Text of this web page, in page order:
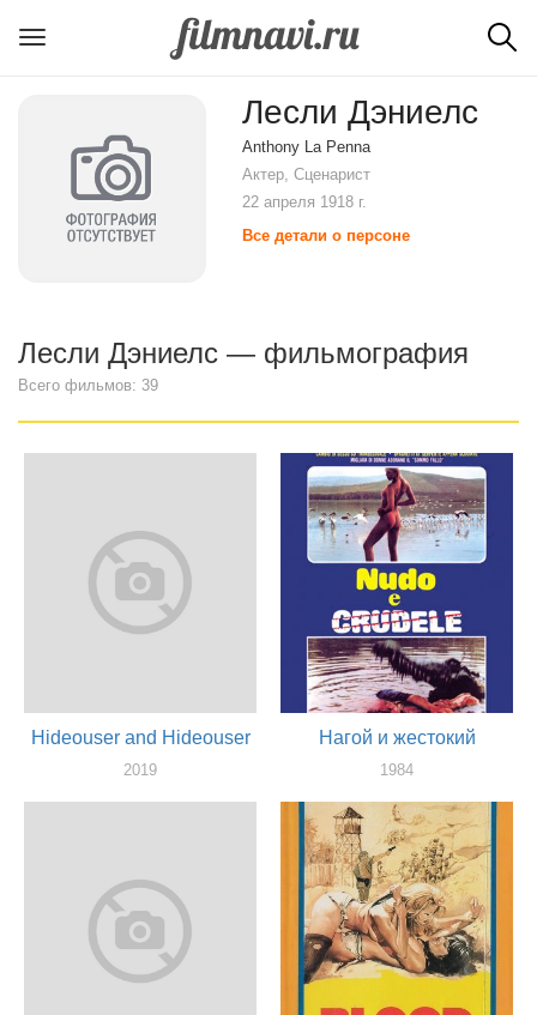
Лесли Дэниелс
Anthony La Penna
Актер, Сценарист
22 апреля 1918 г.
Все детали о персоне
Лесли Дэниелс — фильмография
Всего фильмов: 39
Hideouser and Hideouser
2019
Нагой и жестокий
1984